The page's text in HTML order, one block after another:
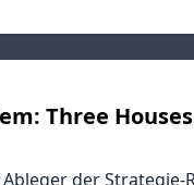
Three
der